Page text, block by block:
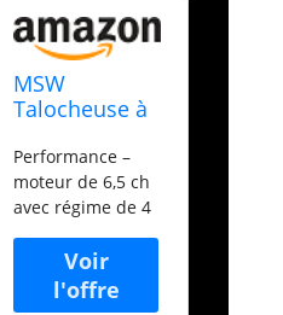
MSW
Talocheuse à
Thermique,
Moteur 4
Temps
Essence, 6,5
ch, 4 370
tr/min,
Performance –
moteur de 6,5 ch
avec régime de 4
actionne des
pales longues de
35 cm Sécurité –